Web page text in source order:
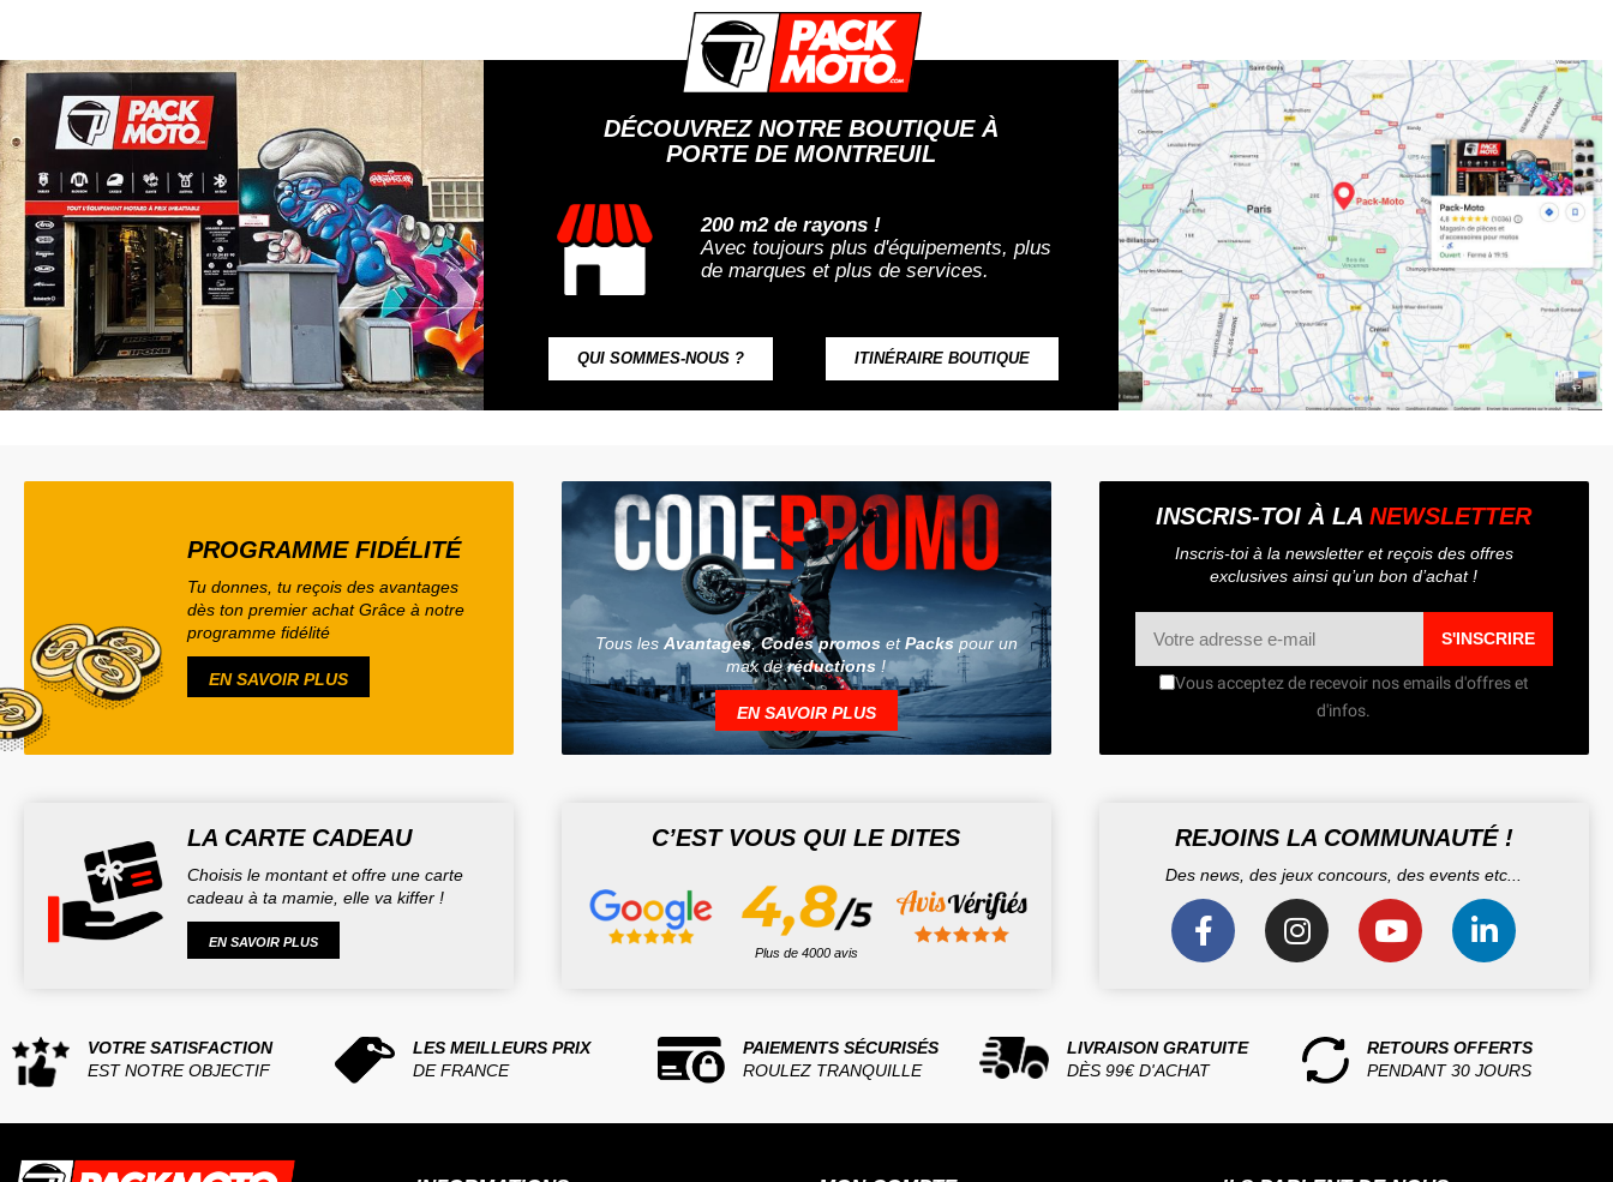
DÉCOUVREZ NOTRE BOUTIQUE À
PORTE DE MONTREUIL
200 m2 de rayons !
Avec toujours plus d'équipements, plus
de marques et plus de services.
QUI SOMMES-NOUS ? ITINÉRAIRE BOUTIQUE
PROGRAMME FIDÉLITÉ
Tu donnes, tu reçois des avantages
dès ton premier achat Grâce à notre
programme fidélité
EN SAVOIR PLUS
Tous lesAvantages,Codes promosetPackspour un
max deréductions !
EN SAVOIR PLUS
INSCRIS-TOI À LANEWSLETTER
Inscris-toi à la newsletter et reçois des offres
exclusives ainsi qu’un bon d’achat !
S'INSCRIRE
Vous acceptez de recevoir nos emails d'offres et
d'infos.
LA CARTE CADEAU
Choisis le montant et offre une carte
cadeau à ta mamie, elle va kiffer !
EN SAVOIR PLUS
C’EST VOUS QUI LE DITES
Plus de 4000 avis
REJOINS LA COMMUNAUTÉ !
Des news, des jeux concours, des events etc...
VOTRE SATISFACTION
EST NOTRE OBJECTIF
LES MEILLEURS PRIX
DE FRANCE
PAIEMENTS SÉCURISÉS
ROULEZ TRANQUILLE
LIVRAISON GRATUITE
DÈS 99€ D'ACHAT
RETOURS OFFERTS
PENDANT 30 JOURS